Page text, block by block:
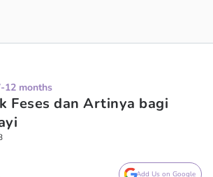
12 months
Feses dan Artinya bagi
Add Us on Google